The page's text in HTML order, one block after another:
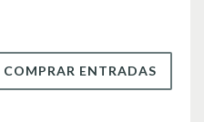
COMPRAR ENTRADAS